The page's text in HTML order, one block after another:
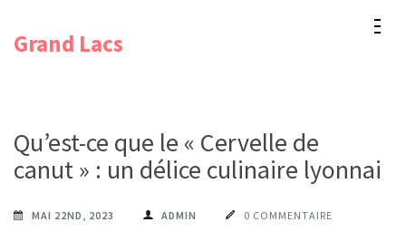
Grand Lacs
Qu’est-ce que le « Cervelle de
canut » : un délice culinaire lyonnais
MAI 22ND, 2023 ADMIN 0 COMMENTAIRE